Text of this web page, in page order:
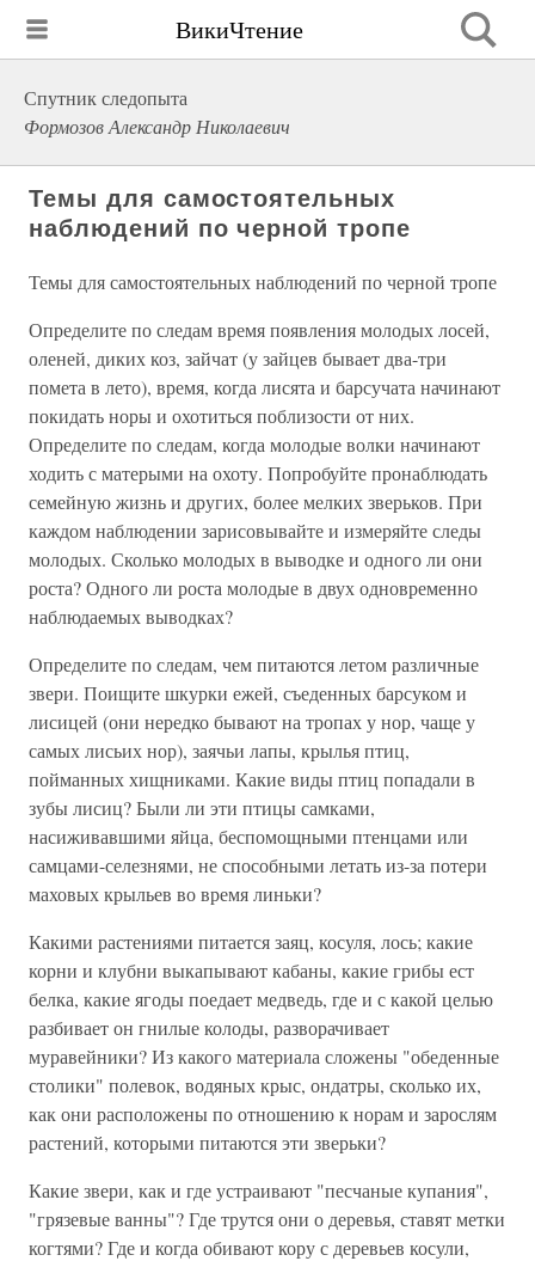
ВикиЧтение
Спутник следопыта
Формозов Александр Николаевич
Темы для самостоятельных
наблюдений по черной тропе
Темы для самостоятельных наблюдений по черной тропе
Определите по следам время появления молодых лосей,
оленей, диких коз, зайчат (у зайцев бывает два-три
помета в лето), время, когда лисята и барсучата начинают
покидать норы и охотиться поблизости от них.
Определите по следам, когда молодые волки начинают
ходить с матерыми на охоту. Попробуйте пронаблюдать
семейную жизнь и других, более мелких зверьков. При
каждом наблюдении зарисовывайте и измеряйте следы
молодых. Сколько молодых в выводке и одного ли они
роста? Одного ли роста молодые в двух одновременно
наблюдаемых выводках?
Определите по следам, чем питаются летом различные
звери. Поищите шкурки ежей, съеденных барсуком и
лисицей (они нередко бывают на тропах у нор, чаще у
самых лисьих нор), заячьи лапы, крылья птиц,
пойманных хищниками. Какие виды птиц попадали в
зубы лисиц? Были ли эти птицы самками,
насиживавшими яйца, беспомощными птенцами или
самцами-селезнями, не способными летать из-за потери
маховых крыльев во время линьки?
Какими растениями питается заяц, косуля, лось; какие
корни и клубни выкапывают кабаны, какие грибы ест
белка, какие ягоды поедает медведь, где и с какой целью
разбивает он гнилые колоды, разворачивает
муравейники? Из какого материала сложены "обеденные
столики" полевок, водяных крыс, ондатры, сколько их,
как они расположены по отношению к норам и зарослям
растений, которыми питаются эти зверьки?
Какие звери, как и где устраивают "песчаные купания",
"грязевые ванны"? Где трутся они о деревья, ставят метки
когтями? Где и когда обивают кору с деревьев косули,